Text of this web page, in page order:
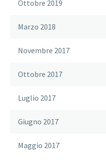
Ottobre 2019
Marzo 2018
Novembre 2017
Ottobre 2017
Luglio 2017
Giugno 2017
Maggio 2017